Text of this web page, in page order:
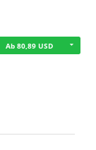
Ab 80,89 USD